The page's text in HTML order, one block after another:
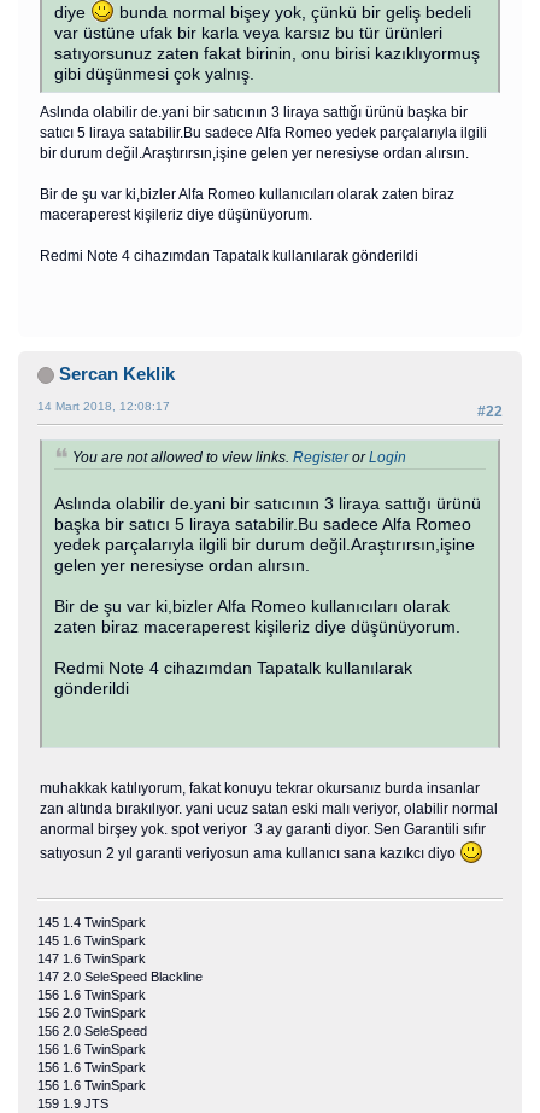
diye
bunda normal bişey yok, çünkü bir geliş bedeli
var üstüne ufak bir karla veya karsız bu tür ürünleri
satıyorsunuz zaten fakat birinin, onu birisi kazıklıyormuş
gibi düşünmesi çok yalnış.
Aslında olabilir de.yani bir satıcının 3 liraya sattığı ürünü başka bir
satıcı 5 liraya satabilir.Bu sadece Alfa Romeo yedek parçalarıyla ilgili
bir durum değil.Araştırırsın,işine gelen yer neresiyse ordan alırsın.
Bir de şu var ki,bizler Alfa Romeo kullanıcıları olarak zaten biraz
maceraperest kişileriz diye düşünüyorum.
Redmi Note 4 cihazımdan Tapatalk kullanılarak gönderildi
Sercan Keklik
#22
14 Mart 2018, 12:08:17
You are not allowed to view links. RegisterorLogin
Aslında olabilir de.yani bir satıcının 3 liraya sattığı ürünü
başka bir satıcı 5 liraya satabilir.Bu sadece Alfa Romeo
yedek parçalarıyla ilgili bir durum değil.Araştırırsın,işine
gelen yer neresiyse ordan alırsın.
Bir de şu var ki,bizler Alfa Romeo kullanıcıları olarak
zaten biraz maceraperest kişileriz diye düşünüyorum.
Redmi Note 4 cihazımdan Tapatalk kullanılarak
gönderildi
muhakkak katılıyorum, fakat konuyu tekrar okursanız burda insanlar
zan altında bırakılıyor. yani ucuz satan eski malı veriyor, olabilir normal
anormal birşey yok. spot veriyor 3 ay garanti diyor. Sen Garantili sıfır
satıyosun 2 yıl garanti veriyosun ama kullanıcı sana kazıkcı diyo
145 1.4 TwinSpark
145 1.6 TwinSpark
147 1.6 TwinSpark
147 2.0 SeleSpeed Blackline
156 1.6 TwinSpark
156 2.0 TwinSpark
156 2.0 SeleSpeed
156 1.6 TwinSpark
156 1.6 TwinSpark
156 1.6 TwinSpark
159 1.9 JTS